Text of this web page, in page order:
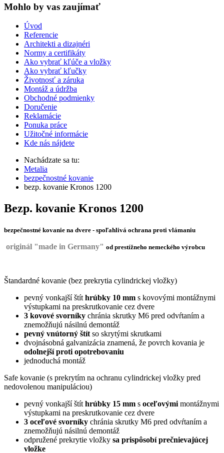
Mohlo by vas zaujímať
Úvod
Referencie
Architekti a dizajnéri
Normy a certifikáty
Ako vybrať kľúče a vložky
Ako vybrať kľučky
Životnosť a záruka
Montáž a údržba
Obchodné podmienky
Doručenie
Reklamácie
Ponuka práce
Užitočné informácie
Kde nás nájdete
Nachádzate sa tu:
Metalia
bezpečnostné kovanie
bezp. kovanie Kronos 1200
Bezp. kovanie Kronos 1200
bezpečnostné kovanie na dvere - spoľahlivá ochrana proti vlámaniu
originál "made in Germany" od prestížneho nemeckého výrobcu
Štandardné kovanie (bez prekrytia cylindrickej vložky)
pevný vonkajší štít hrúbky 10 mm s kovovými montážnymi
výstupkami na preskrutkovanie cez dvere
3 kovové svorníky chránia skrutky M6 pred odvŕtaním a
znemožňujú násilnú demontáž
pevný vnútorný štít so skrytými skrutkami
dvojnásobná galvanizácia znamená, že povrch kovania je
odolnejší proti opotrebovaniu
jednoduchá montáž
Safe kovanie (s prekrytím na ochranu cylindrickej vložky pred
nedovolenou manipuláciou)
pevný vonkajší štít hrúbky 15 mm s oceľovými montážnymi
výstupkami na preskrutkovanie cez dvere
3 oceľové svorníky chránia skrutky M6 pred odvŕtaním a
znemožňujú násilnú demontáž
odpružené prekrytie vložky sa prispôsobí prečnievajúcej
vložke